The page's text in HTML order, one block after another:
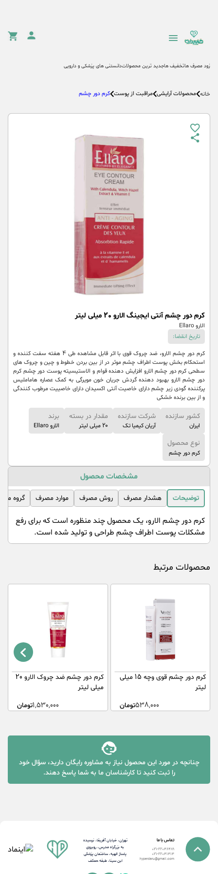
زود مصرف هاتخفیف هاجدید ترین محصولاتدانستنی های پزشکی و دارویی
خانه محصولات آرایشی مراقبت از پوست کرم دور چشم
کرم دور چشم آنتی ایجینگ الارو 20 میلی لیتر
الارو Ellaro
تاریخ انقضا:
کرم دور چشم الارو، ضد چروک قوی با اثر قابل مشاهده طی 4 هفته سفت کننده و
استحکام بخش پوست اطراف چشم موثر در از بین بردن خطوط و چین و چروک های
سطحی کرم دور چشم الارو افزایش دهنده قوام و الاستیسیته پوست دور چشم کرم
دور چشم الارو بهبود دهنده گردش جریان خون مویرگی به کمک عصاره هاماملیس
پرکننده گودی زیر چشم دارای خاصیت آنتی اکسیدان دارای خاصییت مرطوب کنندگی
و از بین برنده خشکی
کشور سازنده
ایران
شرکت سازنده
آریان کیمیا تک
مقدار در بسته
20 میلی لیتر
برند
الارو Ellaro
نوع محصول
کرم دور چشم
مشخصات محصول
توضیحات هشدار مصرف روش مصرف موارد مصرف گروه
کرم دور چشم الارو، یک محصول چند منظوره است که برای رفع
مشکلات پوست اطراف چشم طراحی و تولید شده است.
محصولات مرتبط
کرم دور چشم قوی وچه 15 میلی
لیتر
538,000تومان
کرم دور چشم ضد چروک الارو 20
میلی لیتر
1,530,000تومان
چنانچه در مورد این محصول نیاز به مشاوره رایگان دارید، سؤال خود
را ثبت کنید تا کارشناسان ما به شما پاسخ دهند.
تماس با ما
021-22046489
021-22041414
hyperdaru@gmail.com
تهران، خیابان آفریقا، نرسیده
به بزرگراه مدرس، روبروی
پاساژ الهیه، ساختمان پزشکی
ابن سینا، طبقه همکف